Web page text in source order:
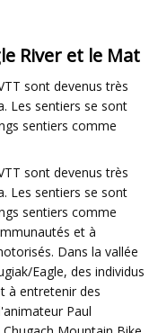
River et le Mat
sont devenus très
Les sentiers se sont
sentiers comme
sont devenus très
Les sentiers se sont
sentiers comme
et à
Dans la vallée
Eagle, des individus
à entretenir des
Paul